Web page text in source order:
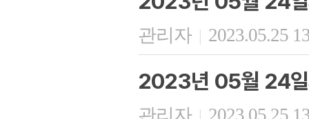
관리자 | 2023.05.25
2023년 05월 24일
관리자 | 2023.05.25